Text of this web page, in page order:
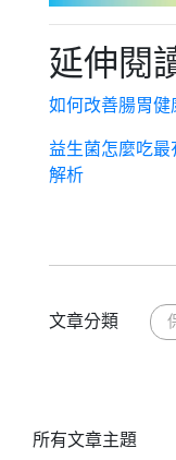
延伸閱
如何改善腸胃
益生菌怎麼吃
解析
文章分類
所有文章主題